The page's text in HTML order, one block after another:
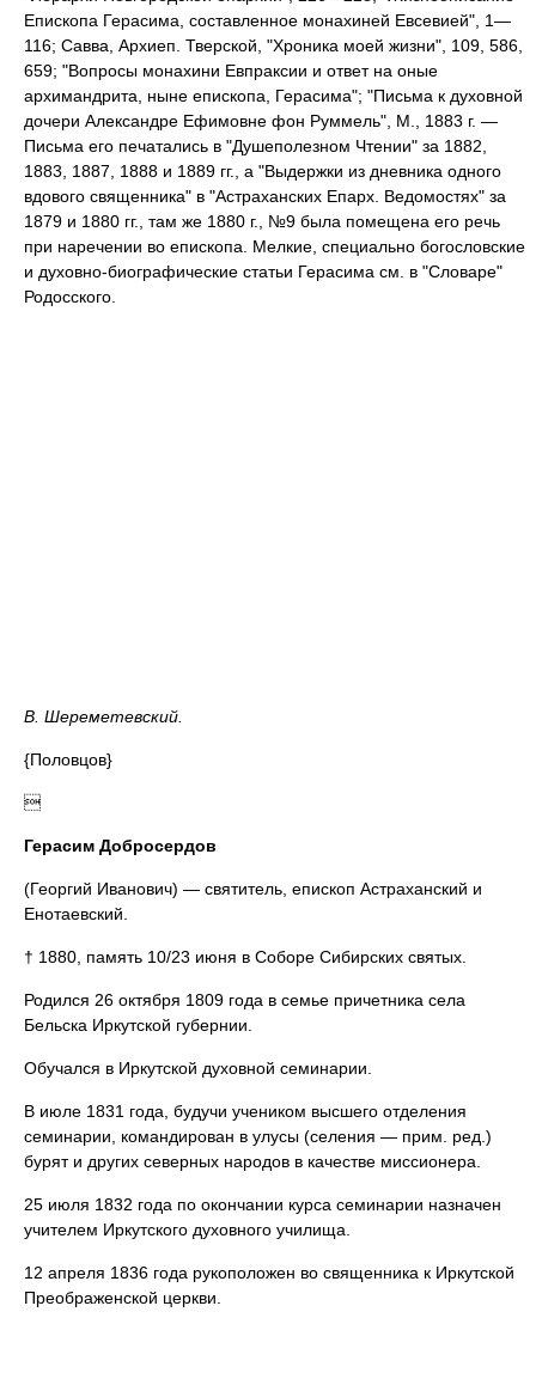
Епископа Герасима, составленное монахиней Евсевией", 1—
116; Савва, Архиеп. Тверской, "Хроника моей жизни", 109, 586,
659; "Вопросы монахини Евпраксии и ответ на оные
архимандрита, ныне епископа, Герасима"; "Письма к духовной
дочери Александре Ефимовне фон Руммель", М., 1883 г. —
Письма его печатались в "Душеполезном Чтении" за 1882,
1883, 1887, 1888 и 1889 гг., а "Выдержки из дневника одного
вдового священника" в "Астраханских Епарх. Ведомостях" за
1879 и 1880 гг., там же 1880 г., №9 была помещена его речь
при наречении во епископа. Мелкие, специально богословские
и духовно-биографические статьи Герасима см. в "Словаре"
Родосского.
В. Шереметевский.
{Половцов}

Герасим Добросердов
(Георгий Иванович) — святитель, епископ Астраханский и
Енотаевский.
† 1880, память 10/23 июня в Соборе Сибирских святых.
Родился 26 октября 1809 года в семье причетника села
Бельска Иркутской губернии.
Обучался в Иркутской духовной семинарии.
В июле 1831 года, будучи учеником высшего отделения
семинарии, командирован в улусы (селения — прим. ред.)
бурят и других северных народов в качестве миссионера.
25 июля 1832 года по окончании курса семинарии назначен
учителем Иркутского духовного училища.
12 апреля 1836 года рукоположен во священника к Иркутской
Преображенской церкви.